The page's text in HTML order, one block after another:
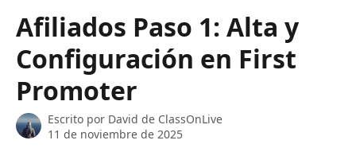
Afiliados Paso 1: Alta y
Configuración en First
Promoter
Escrito por David de ClassOnLive
11 de noviembre de 2025